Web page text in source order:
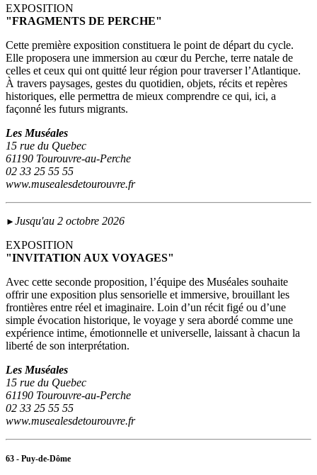
EXPOSITION
"FRAGMENTS DE PERCHE"
Cette première exposition constituera le point de départ du cycle.
Elle proposera une immersion au cœur du Perche, terre natale de
celles et ceux qui ont quitté leur région pour traverser l’Atlantique.
À travers paysages, gestes du quotidien, objets, récits et repères
historiques, elle permettra de mieux comprendre ce qui, ici, a
façonné les futurs migrants.
Les Muséales
15 rue du Quebec
61190 Tourouvre-au-Perche
02 33 25 55 55
www.musealesdetourouvre.fr
► Jusqu'au 2 octobre 2026
EXPOSITION
"INVITATION AUX VOYAGES"
Avec cette seconde proposition, l’équipe des Muséales souhaite
offrir une exposition plus sensorielle et immersive, brouillant les
frontières entre réel et imaginaire. Loin d’un récit figé ou d’une
simple évocation historique, le voyage y sera abordé comme une
expérience intime, émotionnelle et universelle, laissant à chacun la
liberté de son interprétation.
Les Muséales
15 rue du Quebec
61190 Tourouvre-au-Perche
02 33 25 55 55
www.musealesdetourouvre.fr
63 - Puy-de-Dôme